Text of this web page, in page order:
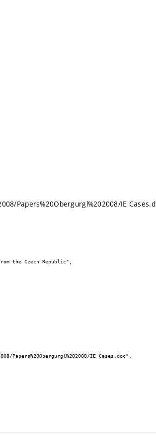
Papers%20Obergurgl%202008/IE